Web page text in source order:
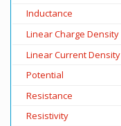
Inductance
Linear Charge Density
Linear Current Density
Potential
Resistance
Resistivity